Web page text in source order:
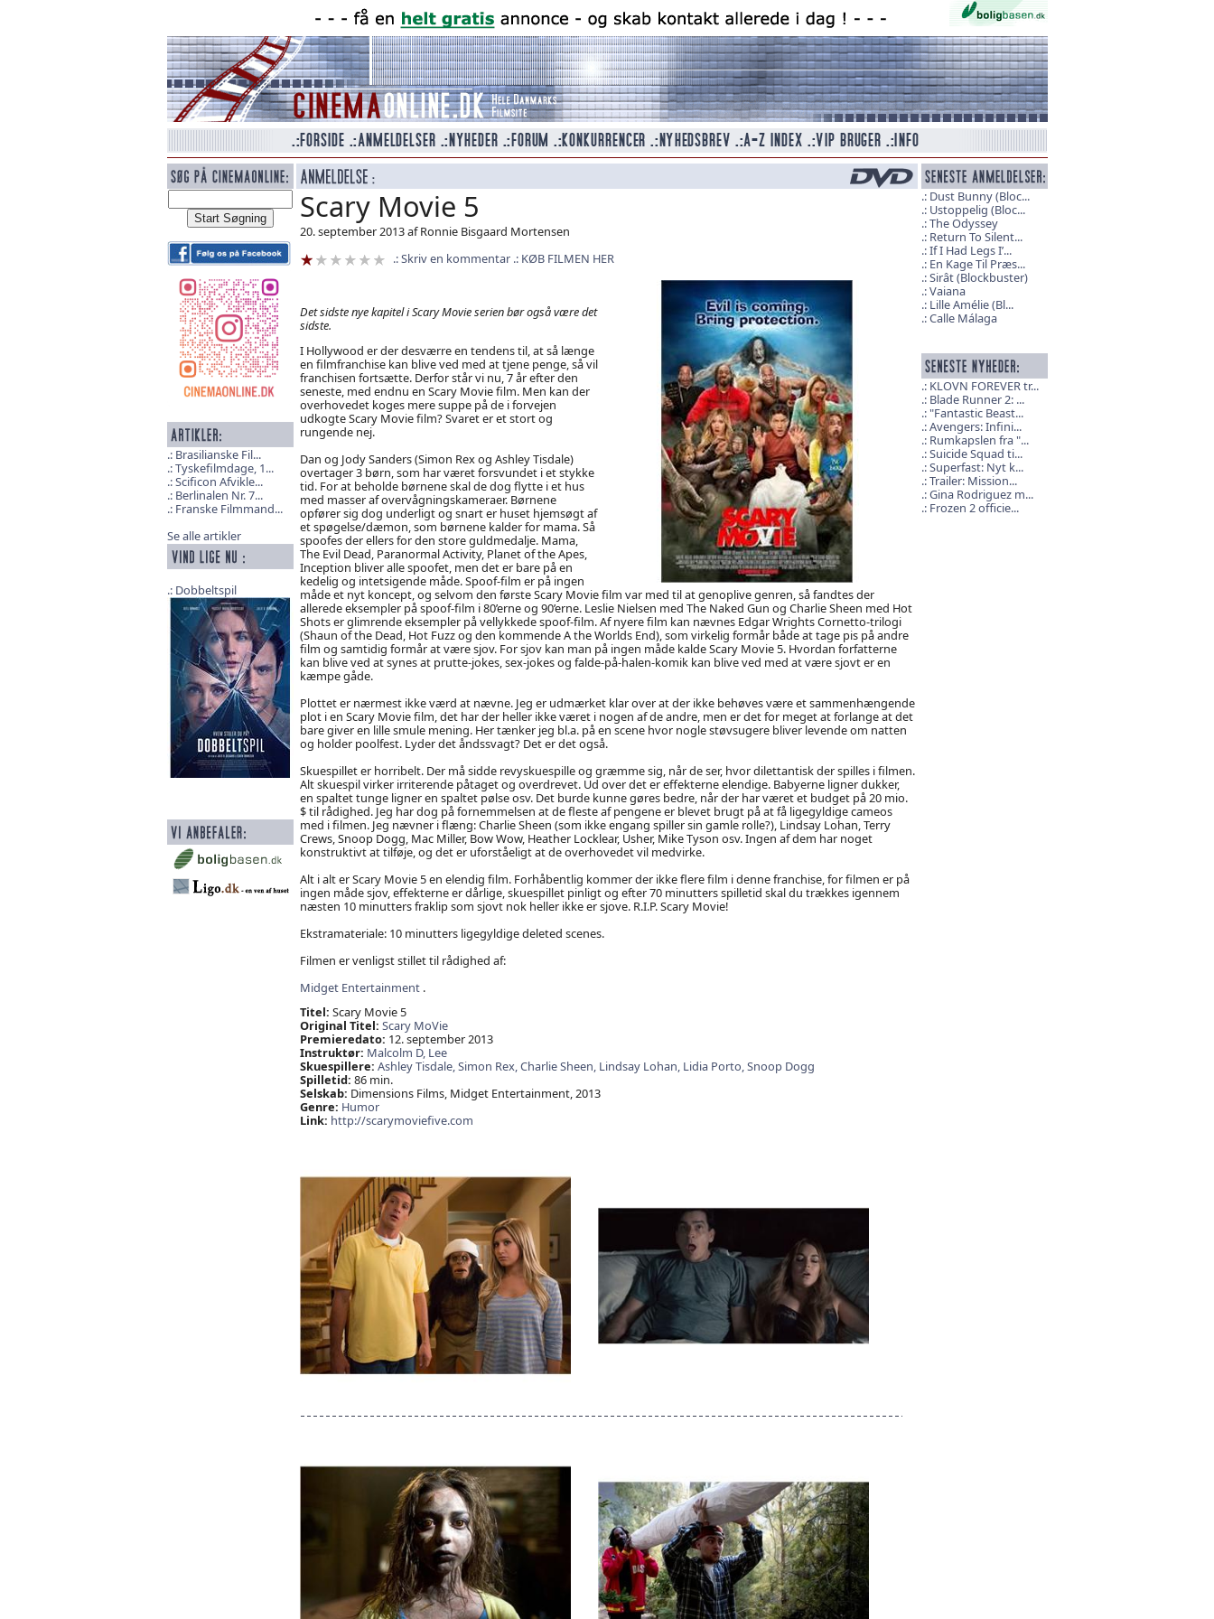
Brasilianske Fil...
Tyskefilmdage, 1...
Scificon Afvikle...
Berlinalen Nr. 7...
Franske Filmmand...
Se alle artikler
Dobbeltspil
Scary Movie 5
20. september 2013 af Ronnie Bisgaard Mortensen
Skriv en kommentar
KØB FILMEN HER
Det sidste nye kapitel i Scary Movie serien bør også være det
sidste.
I Hollywood er der desværre en tendens til, at så længe
en filmfranchise kan blive ved med at tjene penge, så vil
franchisen fortsætte. Derfor står vi nu, 7 år efter den
seneste, med endnu en Scary Movie film. Men kan der
overhovedet koges mere suppe på de i forvejen
udkogte Scary Movie film? Svaret er et stort og
rungende nej.
Dan og Jody Sanders (Simon Rex og Ashley Tisdale)
overtager 3 børn, som har været forsvundet i et stykke
tid. For at beholde børnene skal de dog flytte i et hus
med masser af overvågningskameraer. Børnene
opfører sig dog underligt og snart er huset hjemsøgt af
et spøgelse/dæmon, som børnene kalder for mama. Så
spoofes der ellers for den store guldmedalje. Mama,
The Evil Dead, Paranormal Activity, Planet of the Apes,
Inception bliver alle spoofet, men det er bare på en
kedelig og intetsigende måde. Spoof-film er på ingen
måde et nyt koncept, og selvom den første Scary Movie film var med til at genoplive genren, så fandtes der
allerede eksempler på spoof-film i 80’erne og 90’erne. Leslie Nielsen med The Naked Gun og Charlie Sheen med Hot
Shots er glimrende eksempler på vellykkede spoof-film. Af nyere film kan nævnes Edgar Wrights Cornetto-trilogi
(Shaun of the Dead, Hot Fuzz og den kommende A the Worlds End), som virkelig formår både at tage pis på andre
film og samtidig formår at være sjov. For sjov kan man på ingen måde kalde Scary Movie 5. Hvordan forfatterne
kan blive ved at synes at prutte-jokes, sex-jokes og falde-på-halen-komik kan blive ved med at være sjovt er en
kæmpe gåde.
Plottet er nærmest ikke værd at nævne. Jeg er udmærket klar over at der ikke behøves være et sammenhængende
plot i en Scary Movie film, det har der heller ikke været i nogen af de andre, men er det for meget at forlange at det
bare giver en lille smule mening. Her tænker jeg bl.a. på en scene hvor nogle støvsugere bliver levende om natten
og holder poolfest. Lyder det åndssvagt? Det er det også.
Skuespillet er horribelt. Der må sidde revyskuespille og græmme sig, når de ser, hvor dilettantisk der spilles i filmen.
Alt skuespil virker irriterende påtaget og overdrevet. Ud over det er effekterne elendige. Babyerne ligner dukker,
en spaltet tunge ligner en spaltet pølse osv. Det burde kunne gøres bedre, når der har været et budget på 20 mio.
$ til rådighed. Jeg har dog på fornemmelsen at de fleste af pengene er blevet brugt på at få ligegyldige cameos
med i filmen. Jeg nævner i flæng: Charlie Sheen (som ikke engang spiller sin gamle rolle?), Lindsay Lohan, Terry
Crews, Snoop Dogg, Mac Miller, Bow Wow, Heather Locklear, Usher, Mike Tyson osv. Ingen af dem har noget
konstruktivt at tilføje, og det er uforståeligt at de overhovedet vil medvirke.
Alt i alt er Scary Movie 5 en elendig film. Forhåbentlig kommer der ikke flere film i denne franchise, for filmen er på
ingen måde sjov, effekterne er dårlige, skuespillet pinligt og efter 70 minutters spilletid skal du trækkes igennem
næsten 10 minutters fraklip som sjovt nok heller ikke er sjove. R.I.P. Scary Movie!
Ekstramateriale: 10 minutters ligegyldige deleted scenes.
Filmen er venligst stillet til rådighed af:
Midget Entertainment .
Titel: Scary Movie 5
Original Titel: Scary MoVie
Premieredato: 12. september 2013
Instruktør: Malcolm D, Lee
Skuespillere: Ashley Tisdale,Simon Rex,Charlie Sheen, Lindsay Lohan, Lidia Porto,Snoop Dogg
Spilletid: 86 min.
Selskab: Dimensions Films, Midget Entertainment, 2013
Genre: Humor
Link: http://scarymoviefive.com
Dust Bunny (Bloc...
Ustoppelig (Bloc...
The Odyssey
Return To Silent...
If I Had Legs I’...
En Kage Til Præs...
Sirât (Blockbuster)
Vaiana
Lille Amélie (Bl...
Calle Málaga
KLOVN FOREVER tr...
Blade Runner 2: ...
"Fantastic Beast...
Avengers: Infini...
Rumkapslen fra "...
Suicide Squad ti...
Superfast: Nyt k...
Trailer: Mission...
Gina Rodriguez m...
Frozen 2 officie...